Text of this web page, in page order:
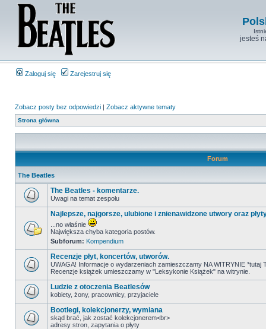
jesteś
Zaloguj się Zarejestruj się
Zobacz posty bez odpowiedzi | Zobacz aktywne tematy
Strona główna
Forum
The Beatles
The Beatles - komentarze.
Uwagi na temat zespołu
Najlepsze, najgorsze, ulubione i znienawidzone utwory oraz
...no właśnie
Największa chyba kategoria postów.
Subforum: Kompendium
Recenzje płyt, koncertów, utworów.
UWAGA! Informacje o wydarzeniach zamieszczamy NA WITRYNIE *tutaj
Recenzje książek umieszczamy w "Leksykonie Książek" na witrynie.
Ludzie z otoczenia Beatlesów
kobiety, żony, pracownicy, przyjaciele
Bootlegi, kolekcjonerzy, wymiana
skąd brać, jak zostać kolekcjonerem<br>
adresy stron, zapytania o płyty